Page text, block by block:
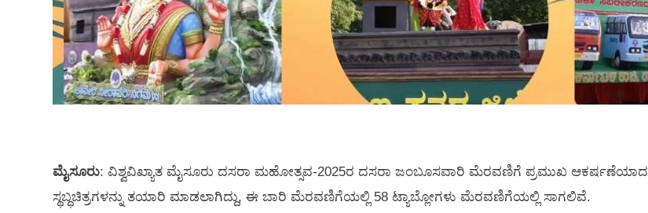
ಮೈಸೂರು: ವಿಶ್ವವಿಖ್ಯಾತ ಮೈಸೂರು ದಸರಾ ಮಹೋತ್ಸವ-2025ರ ದಸರಾ ಜಂಬೂಸವಾರಿ ಮೆರವಣಿಗೆ ಪ್ರಮುಖ ಆಕರ್ಷಣೆಯಾದ
ಸ್ಥಬ್ಧಚಿತ್ರಗಳನ್ನು ತಯಾರಿ ಮಾಡಲಾಗಿದ್ದು, ಈ ಬಾರಿ ಮೆರವಣಿಗೆಯಲ್ಲಿ 58 ಟ್ಯಾಬ್ಲೋಗಳು ಮೆರವಣಿಗೆಯಲ್ಲಿ ಸಾಗಲಿವೆ.